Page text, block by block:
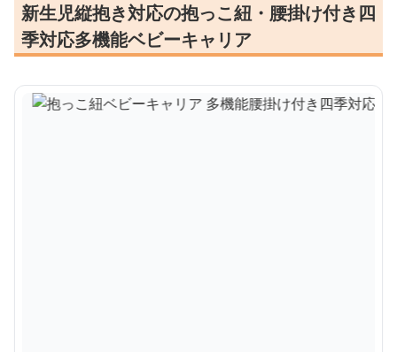
新生児縦抱き対応の抱っこ紐・腰掛け付き四
季対応多機能ベビーキャリア